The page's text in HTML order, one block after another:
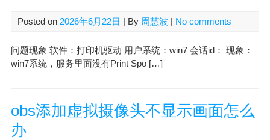
Posted on 2026年6月22日 | By 周慧波 No comments
问题现象 软件：打印机驱动 用户系统：win7 会话id： 现象：
win7系统，服务里面没有Print Spo […]
obs添加虚拟摄像头不显示画面怎么
办